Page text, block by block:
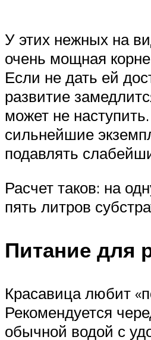
У этих нежных на
очень мощная
Если не дать ей
развитие
может не
сильнейшие
подавлять
Расчет таков: на
пять литров
Питание для
Красавица любит
Рекомендуется
обычной водой с